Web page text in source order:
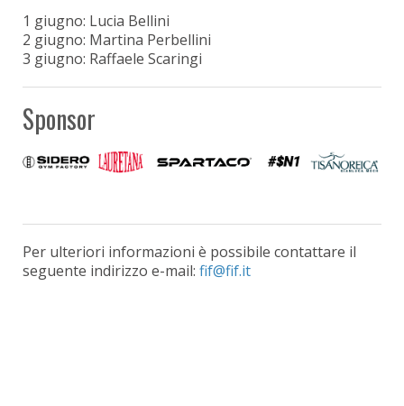
1 giugno: Lucia Bellini
2 giugno: Martina Perbellini
3 giugno: Raffaele Scaringi
Sponsor
Per ulteriori informazioni è possibile contattare il
seguente indirizzo e-mail: